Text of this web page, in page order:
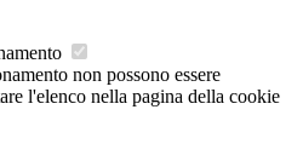
non possono essere
l'elenco nella pagina della cookie